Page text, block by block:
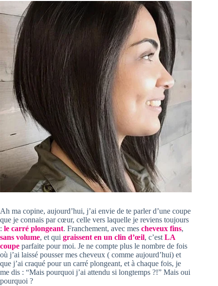
Ah ma copine, aujourd’hui, j’ai envie de te parler d’une coupe
que je connais par cœur, celle vers laquelle je reviens toujours
: le carré plongeant. Franchement, avec mes cheveux fins,
sans volume, et qui graissent en un clin d’œil, c’est LA
coupe parfaite pour moi. Je ne compte plus le nombre de fois
où j’ai laissé pousser mes cheveux ( comme aujourd’hui) et
que j’ai craqué pour un carré plongeant, et à chaque fois, je
me dis : “Mais pourquoi j’ai attendu si longtemps ?!” Mais oui
pourquoi ?